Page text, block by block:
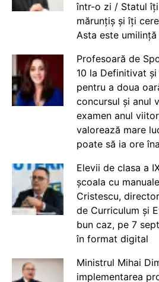
într-o zi / Statul
mărunțiș și îți
Asta este
Profesoară de
10 la Definitivat
pentru a doua
concursul și anul
examen anul
valorează mare
poate să ia ore
Elevii de clasa a
școala cu
Cristescu,
de Curriculum și
bun caz, pe 7
în format digital
Ministrul Mihai
implementarea